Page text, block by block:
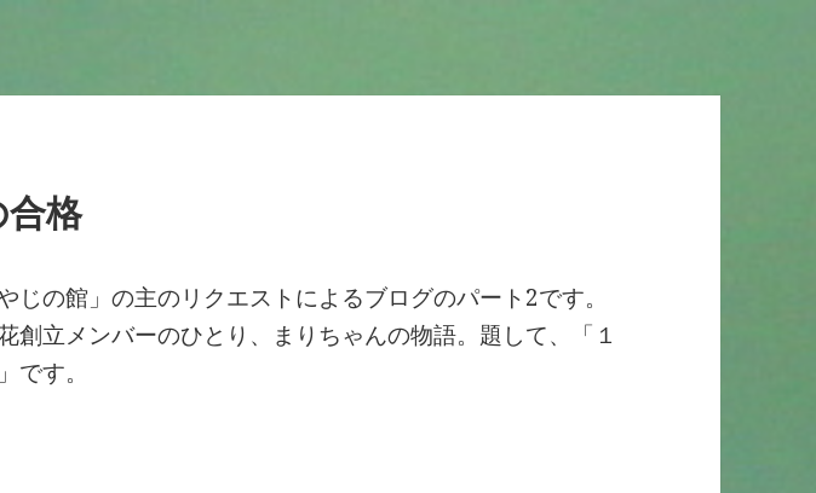
格
じの館」の主のリクエストによるブログのパート2です。
創立メンバーのひとり、まりちゃんの物語。題して、「１
です。